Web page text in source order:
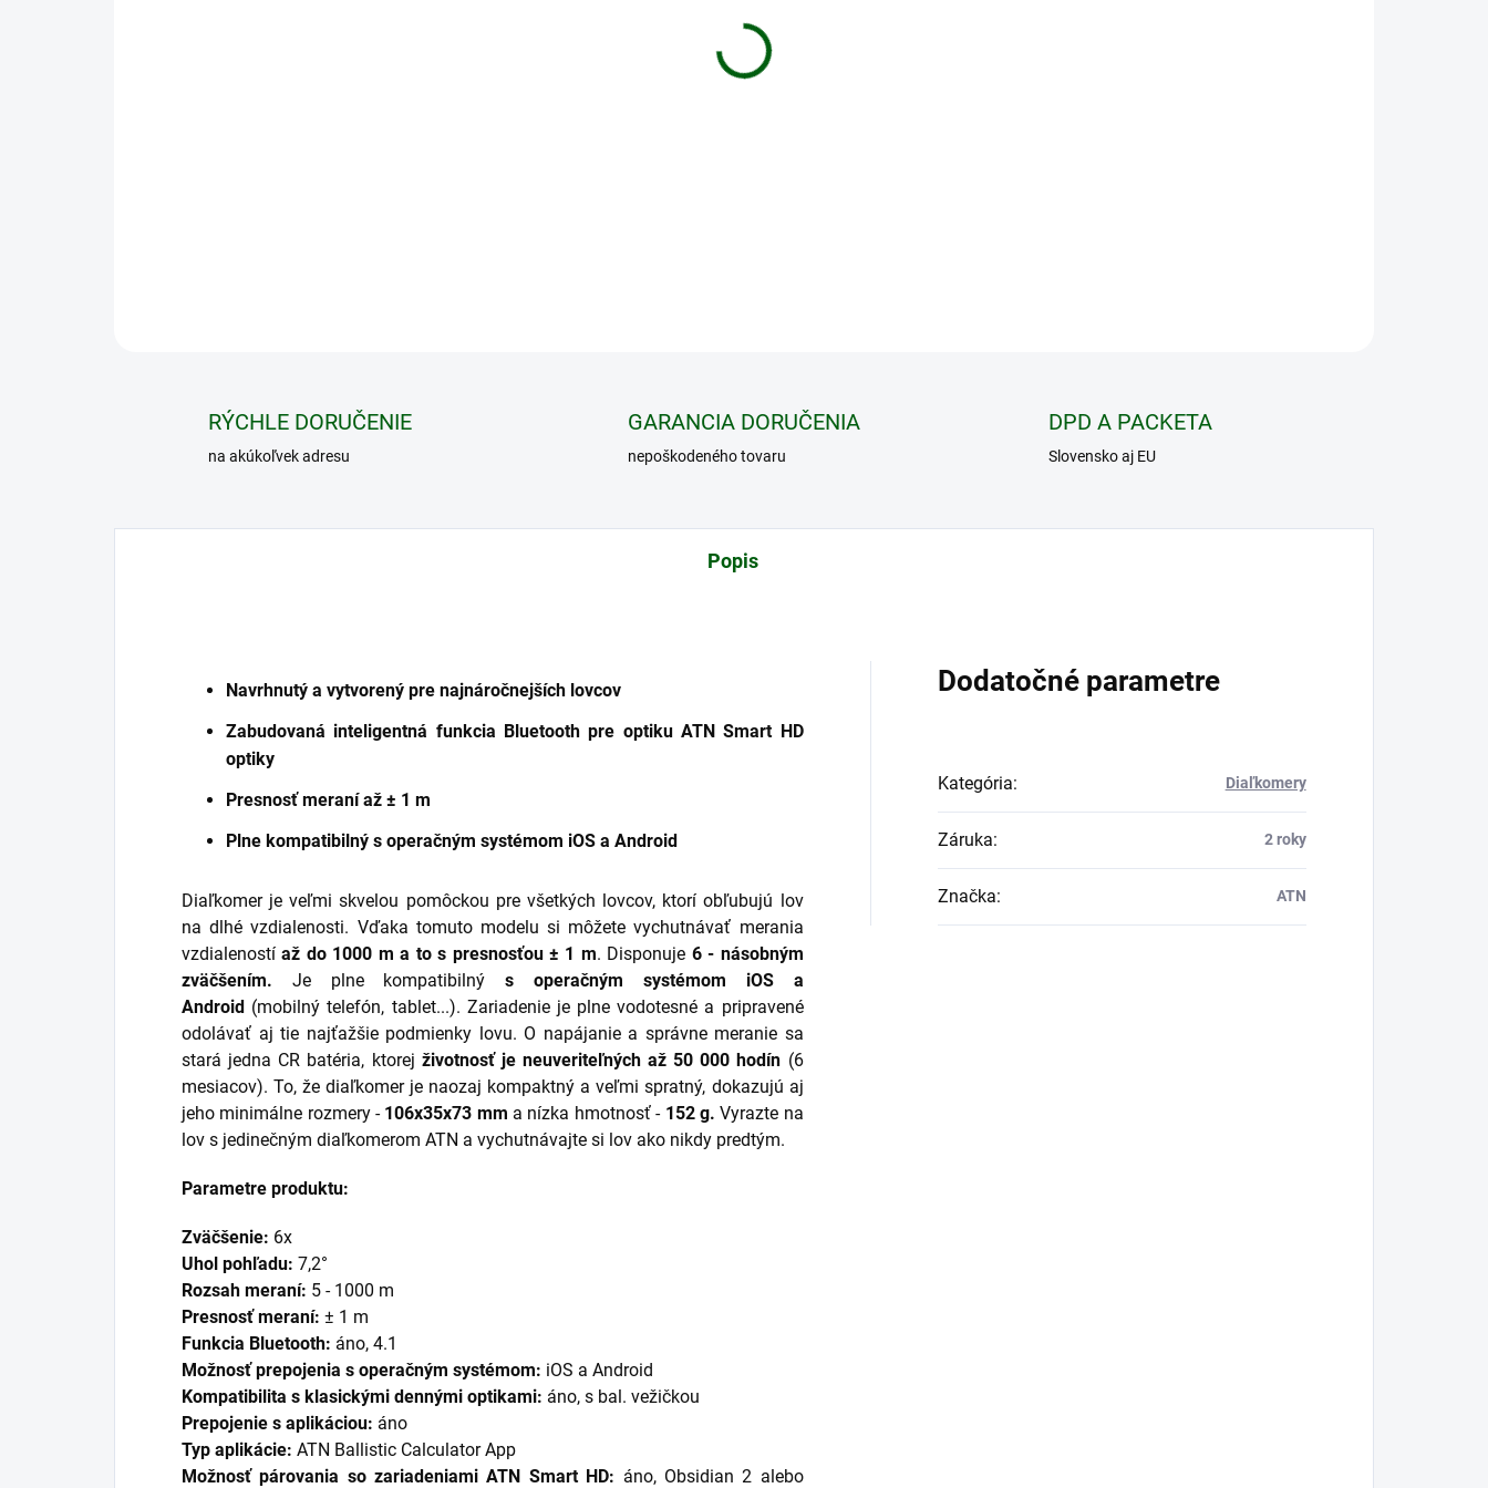
RÝCHLE DORUČENIE
na akúkoľvek adresu
GARANCIA DORUČENIA
nepoškodeného tovaru
DPD A PACKETA
Slovensko aj EU
Popis
Navrhnutý a vytvorený pre najnáročnejších lovcov
Zabudovaná inteligentná funkcia Bluetooth pre optiku ATN Smart HD
optiky
Presnosť meraní až ± 1 m
Plne kompatibilný s operačným systémom iOS a Android
Diaľkomer je veľmi skvelou pomôckou pre všetkých lovcov, ktorí obľubujú lov
na dlhé vzdialenosti. Vďaka tomuto modelu si môžete vychutnávať merania
vzdialeností až do 1000 m a to s presnosťou ± 1 m. Disponuje 6 - násobným
zväčšením.
Je plne kompatibilný
s operačným systémom iOS a
Android (mobilný telefón, tablet...). Zariadenie je plne vodotesné a pripravené
odolávať aj tie najťažšie podmienky lovu. O napájanie a správne meranie sa
stará jedna CR batéria, ktorej životnosť je neuveriteľných až 50 000 hodín (6
mesiacov). To, že diaľkomer je naozaj kompaktný a veľmi spratný, dokazujú aj
jeho minimálne rozmery - 106x35x73 mm a nízka hmotnosť - 152 g. Vyrazte na
lov s jedinečným diaľkomerom ATN a vychutnávajte si lov ako nikdy predtým.
Parametre produktu:
Zväčšenie: 6x
Uhol pohľadu: 7,2°
Rozsah meraní: 5 - 1000 m
Presnosť meraní: ± 1 m
Funkcia Bluetooth: áno, 4.1
Možnosť prepojenia s operačným systémom: iOS a Android
Kompatibilita s klasickými dennými optikami: áno, s bal. vežičkou
Prepojenie s aplikáciou: áno
Typ aplikácie: ATN Ballistic Calculator App
Možnosť párovania so zariadeniami ATN Smart HD: áno, Obsidian 2 alebo
Dodatočné parametre
Kategória: Diaľkomery
Záruka: 2 roky
Značka: ATN